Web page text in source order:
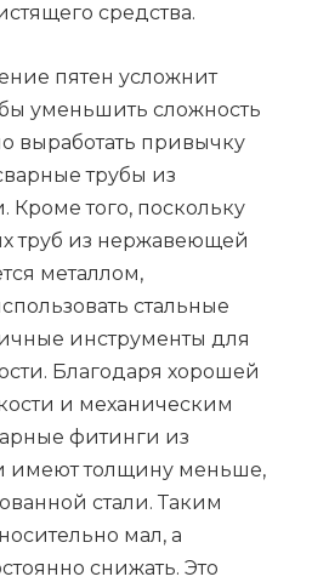
средства.
пятен усложнит
уменьшить сложность
выработать привычку
трубы из
того, поскольку
труб из нержавеющей
металлом,
стальные
инструменты для
Благодаря хорошей
и механическим
фитинги из
имеют толщину меньше,
стали. Таким
мал, а
снижать. Это